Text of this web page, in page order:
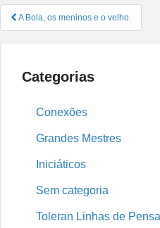
Navegação
de
A Bola, os meninos e o velho.
Categorias
Conexões
Grandes Mestres
Iniciáticos
Sem categoria
Toleran Linhas de